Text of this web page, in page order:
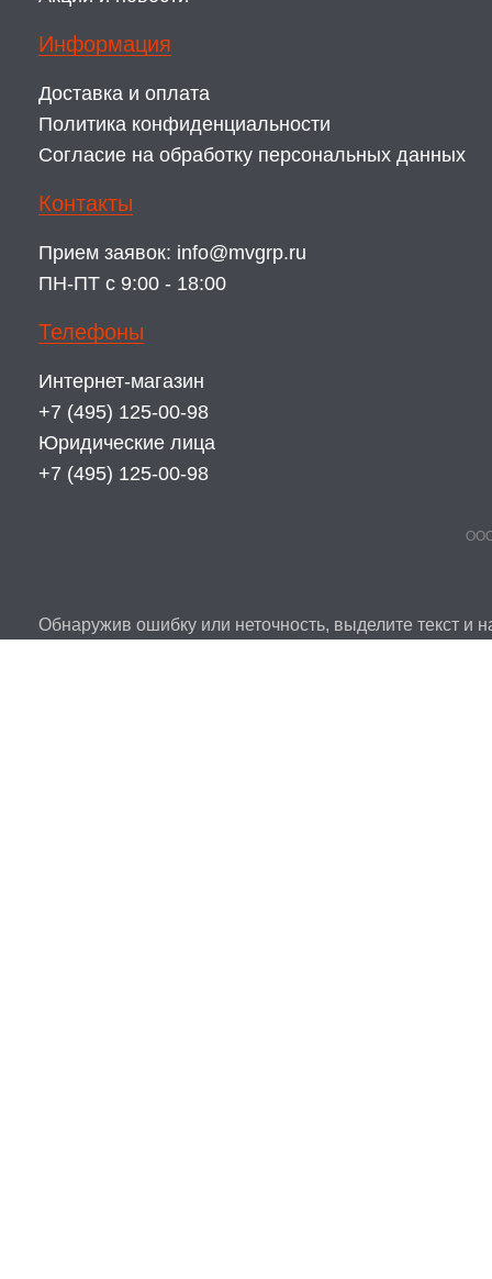
Информация
Доставка и оплата
Политика конфиденциальности
Согласие на обработку персональных данных
Контакты
Прием заявок: info@mvgrp.ru
ПН-ПТ с 9:00 - 18:00
Телефоны
Интернет-магазин
+7 (495) 125-00-98
Юридические лица
+7 (495) 125-00-98
ООО
Обнаружив ошибку или неточность, выделите текст и